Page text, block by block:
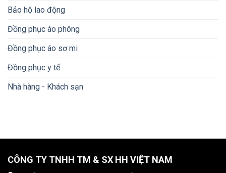
Bảo hộ lao động
Đồng phục áo phông
Đồng phục áo sơ mi
Đồng phục y tế
Nhà hàng - Khách sạn
CÔNG TY TNHH TM & SX HH VIỆT NAM